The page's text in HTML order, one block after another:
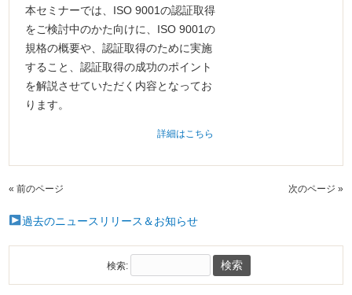
本セミナーでは、ISO 9001の認証取得
をご検討中のかた向けに、ISO 9001の
規格の概要や、認証取得のために実施
すること、認証取得の成功のポイント
を解説させていただく内容となってお
ります。
詳細はこちら
« 前のページ 次のページ »
過去のニュースリリース＆お知らせ
検索: